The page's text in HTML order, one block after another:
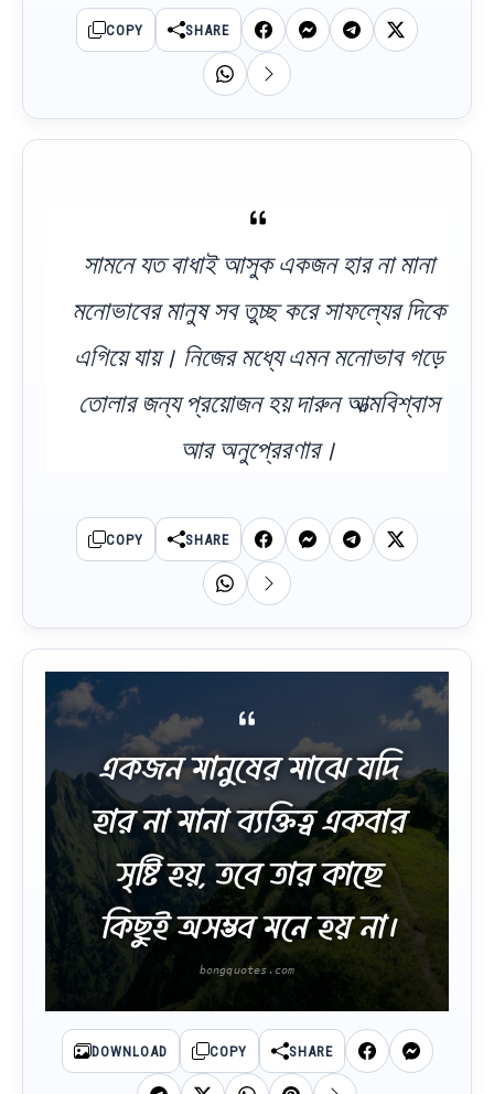
COPY SHARE
সামনে যত বাধাই আসুক একজন হার না মানা
মনোভাবের মানুষ সব তুচ্ছ করে সাফল্যের দিকে
এগিয়ে যায়। নিজের মধ্যে এমন মনোভাব গড়ে
তোলার জন্য প্রয়োজন হয় দারুন আত্মবিশ্বাস
আর অনুপ্রেরণার।
COPY SHARE
একজন মানুষের মাঝে যদি
হার না মানা ব্যক্তিত্ব একবার
সৃষ্টি হয়, তবে তার কাছে
কিছুই অসম্ভব মনে হয় না।
DOWNLOAD COPY SHARE